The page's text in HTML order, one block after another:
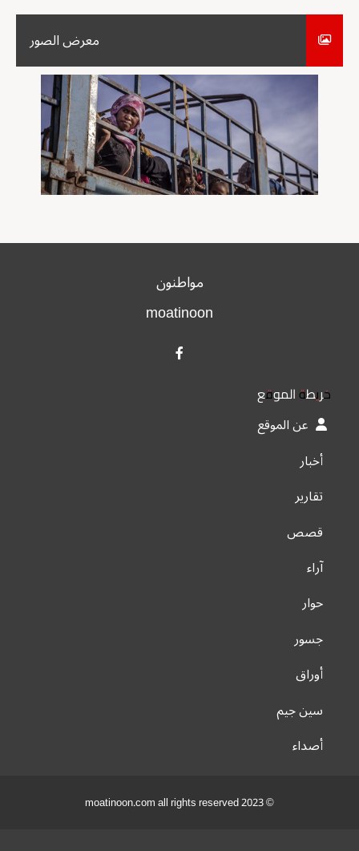
معرض الصور
مواطنون
moatinoon
خريطة الموقع
عن الموقع
أخبار
تقارير
قصص
آراء
حوار
جسور
أوراق
سين جيم
أصداء
© 2023 moatinoon.com all rights reserved